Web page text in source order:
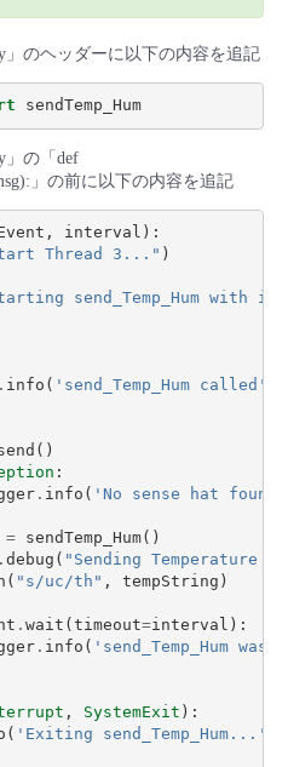
のヘッダーに以下の内容を追記
sendTemp_Hum
」の「def
」の前に以下の内容を追記
, interval ):
Thread 3..." )
send_Temp_Hum with
info ( 'send_Temp_Hum called'
()
:
. info ( 'No sense hat
= sendTemp_Hum()
debug ( "Sending Temperature
( "s/uc/th" , tempString )
. wait ( timeout=interval ):
. info ( 'send_Temp_Hum
, SystemExit ):
( 'Exiting send_Temp_Hum...'